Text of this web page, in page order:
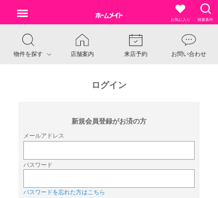
お気に入り 検索条件
物件を探す 店舗案内 来店予約 お問い合わせ
ログイン
新規会員登録がお済の方
メールアドレス
パスワード
パスワードを忘れた方はこちら